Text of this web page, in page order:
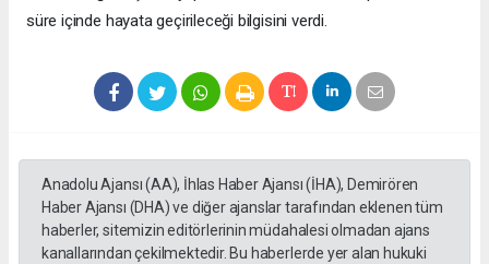
süre içinde hayata geçirileceği bilgisini verdi.
Anadolu Ajansı (AA), İhlas Haber Ajansı (İHA), Demirören
Haber Ajansı (DHA) ve diğer ajanslar tarafından eklenen tüm
haberler, sitemizin editörlerinin müdahalesi olmadan ajans
kanallarından çekilmektedir. Bu haberlerde yer alan hukuki